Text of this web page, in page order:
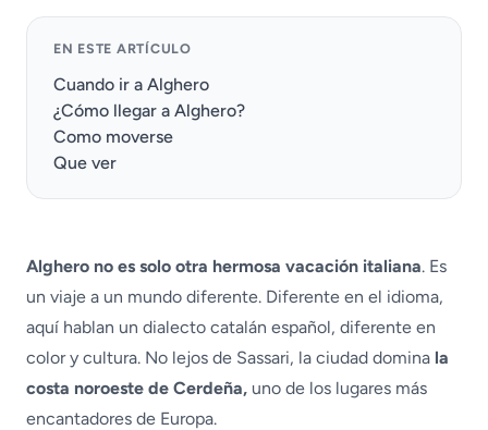
EN ESTE ARTÍCULO
Cuando ir a Alghero
¿Cómo llegar a Alghero?
Como moverse
Que ver
Alghero no es solo otra hermosa vacación italiana. Es
un viaje a un mundo diferente. Diferente en el idioma,
aquí hablan un dialecto catalán español, diferente en
color y cultura. No lejos de Sassari, la ciudad domina la
costa noroeste de Cerdeña, uno de los lugares más
encantadores de Europa.